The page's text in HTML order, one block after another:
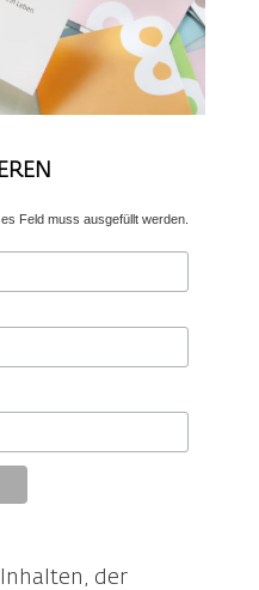
Feld muss ausgefüllt werden.
der